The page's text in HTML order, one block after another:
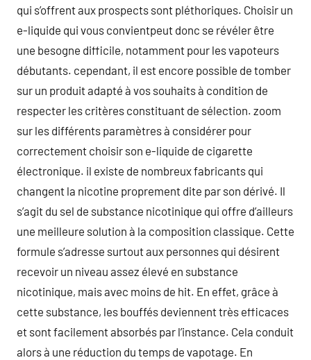
qui s’offrent aux prospects sont pléthoriques. Choisir un
e-liquide qui vous convientpeut donc se révéler être
une besogne difficile, notamment pour les vapoteurs
débutants. cependant, il est encore possible de tomber
sur un produit adapté à vos souhaits à condition de
respecter les critères constituant de sélection. zoom
sur les différents paramètres à considérer pour
correctement choisir son e-liquide de cigarette
électronique. il existe de nombreux fabricants qui
changent la nicotine proprement dite par son dérivé. Il
s’agit du sel de substance nicotinique qui offre d’ailleurs
une meilleure solution à la composition classique. Cette
formule s’adresse surtout aux personnes qui désirent
recevoir un niveau assez élevé en substance
nicotinique, mais avec moins de hit. En effet, grâce à
cette substance, les bouffés deviennent très efficaces
et sont facilement absorbés par l’instance. Cela conduit
alors à une réduction du temps de vapotage. En